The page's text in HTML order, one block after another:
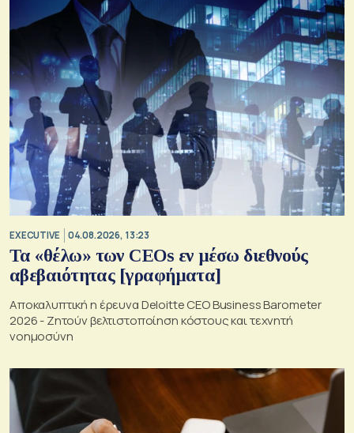
EXECUTIVE 04.08.2026, 13:23
Τα «θέλω» των CEOs εν μέσω διεθνούς
αβεβαιότητας [γραφήματα]
Αποκαλυπτική η έρευνα Deloitte CEO Business Barometer
2026 - Ζητούν βελτιστοποίηση κόστους και τεχνητή
νοημοσύνη